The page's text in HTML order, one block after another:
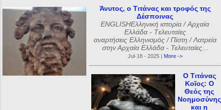
Άνυτος, ο Τιτάνας και τροφός της
Δέσποινας
ENGLISHΕλληνική ιστορία / Αρχαία
Ελλάδα - Tελευταίες
αναρτήσεις Ελληνισμός / Πίστη / Λατρεία
στην Αρχαία Ελλάδα - Τελευταίες...
Jul-18 - 2025 | More ->
Ο Τιτάνας
Κοῖος: Ο
Θεός της
Νοημοσύνης
και η